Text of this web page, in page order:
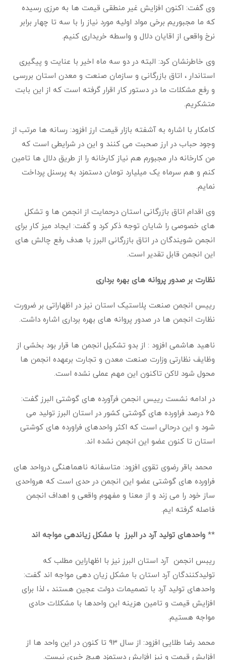
وی گفت: اکنون افزایش غیر منطقی قیمت ها به مرزی رسیده
که ما مجبوریم برخی مواد اولیه مورد نیاز را با سه تا چهار برابر
نرخ واقعی از اقایان دلال و واسطه خریداری کنیم.
وی خاطرنشان کرد: البته در دو سه ماه اخیر با عنایت و پیگیری
استاندار ، اتاق بازرگانی و سازمان صنعت و معدن استان بررسی
و رفع مشکلات ما در دستور کار اقرار گرفته است که از این بابت
متشکریم.
کامکار با اشاره به آشفته بازار قیمت ارز افزود: رسانه ها مرتب از
وجود حباب در ارز صحبت می کنند و این در شرایطی است که
من کارخانه دار مجبورم هم نیاز کارخانه را از طریق دلال ها تامین
کنم و هم سرماه یک میلیارد تومان دستمزد به پرسنل پرداخت
نمایم.
وی اقدام اتاق بازرگانی استان درحمایت از انجمن ها و تشکل
های خصوصی را شایان توجه ذکر کرد و گفت: ایجاد میز کار برای
انجمن شویندگان در اتاق بازرگانی البرز با هدف رفع چالش های
این انجمن قابل تقدیر است.
نظارت بر صدور پروانه های بهره برداری
رییس انجمن صنعت پلاستیک استان نیز در اظهاراتی بر ضرورت
نظارت انجمن ها در صدور پروانه های بهره برداری اشاره داشت.
ناهید هاشمی افزود : از بدو تشکیل انجمن ها قرار بود بخشی از
وظایف نظارتی وزارت صنعت معدن و تجارت برعهده انجمن ها
محول شود لاکن تاکنون این مهم عملی نشده است.
در ادامه نشست رییس انجمن فرآورده های گوشتی البرز گفت:
۶۵ درصد فراورده های گوشتی کشور در استان البرز تولید می
شود و این درحالی است که اکثر واحدهای فراورده های کوشتی
استان تا کنون عضو این انجمن نشده اند.
محمد باقر رضوی تقوی افزود: متاسفانه ناهماهنگی درواحد های
فراورده های گوشتی عضو این انجمن در حدی است که هر‌واحدی
ساز خود را می زند و از معنا و مفهوم واقعی و اهداف انجمن
فاصله گرفته ایم.
**واحدهای تولید آرد در البرز با مشکل زیاندهی مواجه اند
ريبس انجمن آرد استان البرز نیز با اظهاراین مطلب که
تولیدکنندگان آرد استان با مشکل زیان دهی مواجه اند گفت:
واحدهای تولید آرد با تصمیمات دولت عجین هستند ، لذا برای
افزایش قیمت و تامین هزینه این واحدها با مشکلات حادی
مواجه هستیم.
محمد رضا طلایی افزود: از سال ۹۳ تا کنون در این واحد ها از
افزایش قیمت و نیز افزایش دستمزد هیچ خبری نیست.